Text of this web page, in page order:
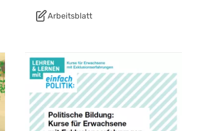
Arbeitsblatt